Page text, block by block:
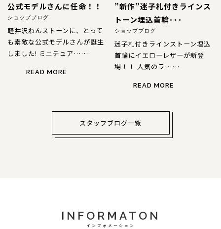
公式モデルさんに任命！！
ショップブログ
軽井沢わんストーンに、とって
も素敵な公式モデルさんが誕生
しました! ミニチュア……
READ MORE
”新作”迷子札付きラインス
トーン埋込首輪･･･
ショップブログ
迷子札付きラインストーン埋込
首輪にイエローレザーが新登
場！！ 人気のラ……
READ MORE
スタッフブログ一覧
INFORMATON
インフォメーション